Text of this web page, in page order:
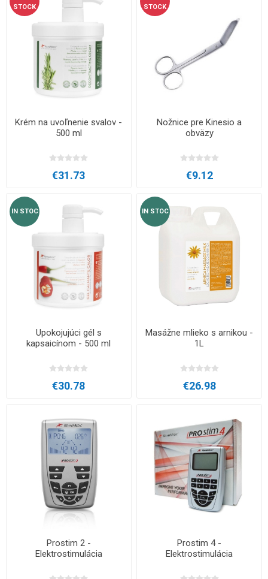
STOCK
Krém na uvoľnenie svalov -
500 ml
€31.73
STOCK
Nožnice pre Kinesio a
obväzy
€9.12
IN STOC
Upokojujúci gél s
kapsaicínom - 500 ml
€30.78
IN STOC
Masážne mlieko s arnikou -
1L
€26.98
Prostim 2 -
Elektrostimulácia
Prostim 4 -
Elektrostimulácia